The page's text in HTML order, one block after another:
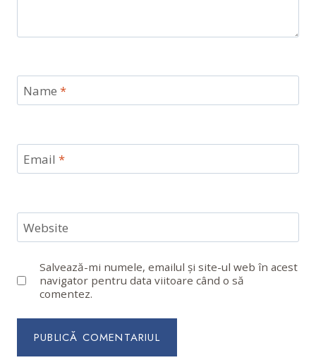
Name *
Email *
Website
Salvează-mi numele, emailul și site-ul web în acest
navigator pentru data viitoare când o să
comentez.